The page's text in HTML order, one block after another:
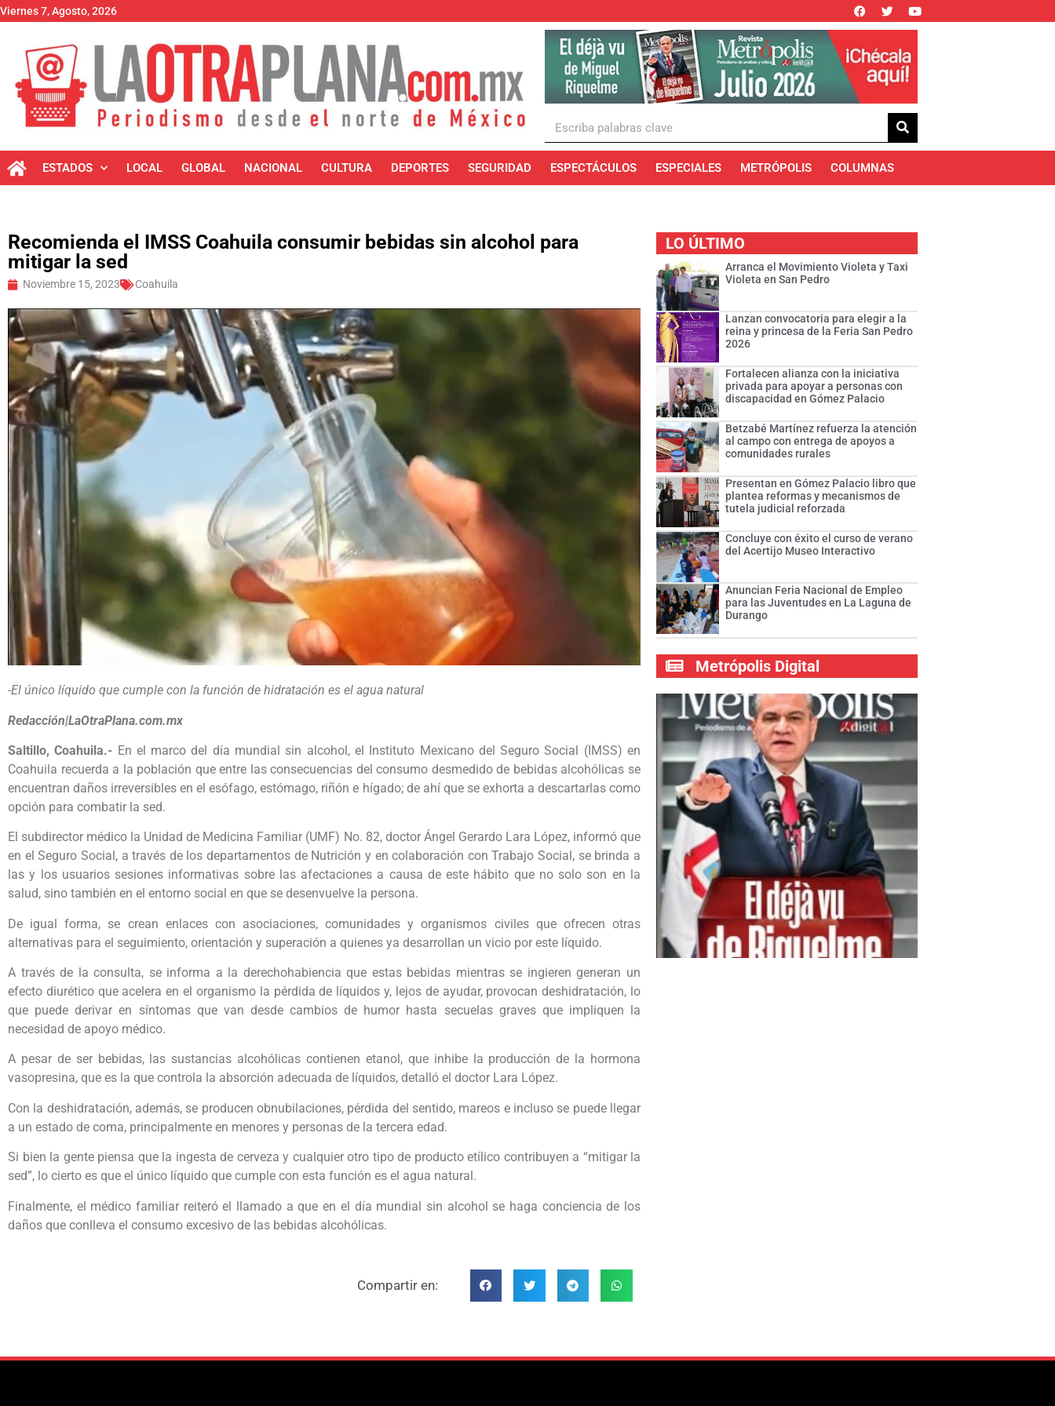
Viernes 7, Agosto, 2026
ESTADOS LOCAL GLOBAL NACIONAL CULTURA DEPORTES SEGURIDAD ESPECTÁCULOS ESPECIALES METRÓPOLIS COLUMNAS
Recomienda el IMSS Coahuila consumir bebidas sin alcohol para
mitigar la sed
Noviembre 15, 2023 Coahuila
-El único líquido que cumple con la función de hidratación es el agua natural
Redacción|LaOtraPlana.com.mx
Saltillo, Coahuila.- En el marco del día mundial sin alcohol, el Instituto Mexicano del Seguro Social (IMSS) en
Coahuila recuerda a la población que entre las consecuencias del consumo desmedido de bebidas alcohólicas se
encuentran daños irreversibles en el esófago, estómago, riñón e hígado; de ahí que se exhorta a descartarlas como
opción para combatir la sed.
El subdirector médico la Unidad de Medicina Familiar (UMF) No. 82, doctor Ángel Gerardo Lara López, informó que
en el Seguro Social, a través de los departamentos de Nutrición y en colaboración con Trabajo Social, se brinda a
las y los usuarios sesiones informativas sobre las afectaciones a causa de este hábito que no solo son en la
salud, sino también en el entorno social en que se desenvuelve la persona.
De igual forma, se crean enlaces con asociaciones, comunidades y organismos civiles que ofrecen otras
alternativas para el seguimiento, orientación y superación a quienes ya desarrollan un vicio por este líquido.
A través de la consulta, se informa a la derechohabiencia que estas bebidas mientras se ingieren generan un
efecto diurético que acelera en el organismo la pérdida de líquidos y, lejos de ayudar, provocan deshidratación, lo
que puede derivar en síntomas que van desde cambios de humor hasta secuelas graves que impliquen la
necesidad de apoyo médico.
A pesar de ser bebidas, las sustancias alcohólicas contienen etanol, que inhibe la producción de la hormona
vasopresina, que es la que controla la absorción adecuada de líquidos, detalló el doctor Lara López.
Con la deshidratación, además, se producen obnubilaciones, pérdida del sentido, mareos e incluso se puede llegar
a un estado de coma, principalmente en menores y personas de la tercera edad.
Si bien la gente piensa que la ingesta de cerveza y cualquier otro tipo de producto etílico contribuyen a “mitigar la
sed”, lo cierto es que el único líquido que cumple con esta función es el agua natural.
Finalmente, el médico familiar reiteró el llamado a que en el día mundial sin alcohol se haga conciencia de los
daños que conlleva el consumo excesivo de las bebidas alcohólicas.
Compartir en:
LO ÚLTIMO
Arranca el Movimiento Violeta y Taxi
Violeta en San Pedro
Lanzan convocatoria para elegir a la
reina y princesa de la Feria San Pedro
2026
Fortalecen alianza con la iniciativa
privada para apoyar a personas con
discapacidad en Gómez Palacio
Betzabé Martínez refuerza la atención
al campo con entrega de apoyos a
comunidades rurales
Presentan en Gómez Palacio libro que
plantea reformas y mecanismos de
tutela judicial reforzada
Concluye con éxito el curso de verano
del Acertijo Museo Interactivo
Anuncian Feria Nacional de Empleo
para las Juventudes en La Laguna de
Durango
Metrópolis Digital